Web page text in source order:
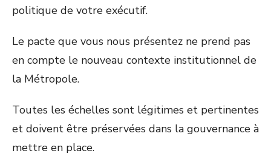
politique de votre exécutif.
Le pacte que vous nous présentez ne prend pas
en compte le nouveau contexte institutionnel de
la Métropole.
Toutes les échelles sont légitimes et pertinentes
et doivent être préservées dans la gouvernance à
mettre en place.